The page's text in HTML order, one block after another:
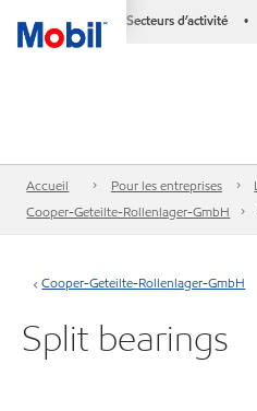
Secteurs d’activité •
Accueil Pour les entreprises
Cooper-Geteilte-Rollenlager-GmbH
Cooper-Geteilte-Rollenlager-GmbH
Split bearings